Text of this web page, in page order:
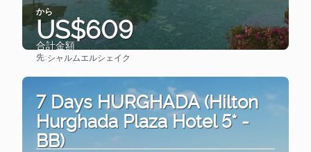
から
US$609
合計金額
先:シャルムエルシェイク
7 Days HURGHADA (Hilton
Hurghada Plaza Hotel 5* -
BB)